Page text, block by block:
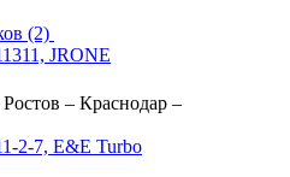
(2)
JRONE
Ростов – Краснодар –
2-7, E&E Turbo